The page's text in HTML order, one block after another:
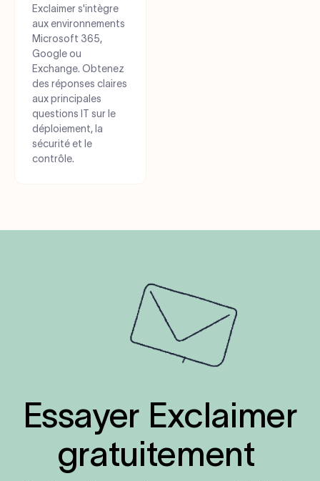
Exclaimer s'intègre
aux environnements
Microsoft 365,
Google ou
Exchange. Obtenez
des réponses claires
aux principales
questions IT sur le
déploiement, la
sécurité et le
contrôle.
Essayer Exclaimer
gratuitement